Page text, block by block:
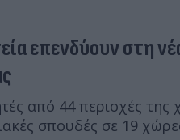
επενδύουν στη
από 44 περιοχές
σπουδές σε 19